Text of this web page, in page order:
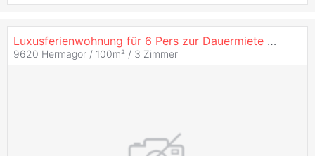
Luxusferienwohnung für 6 Pers zur Dauermiete Nähe Nassfeld-Pressegersee
9620 Hermagor / 100m² / 3 Zimmer